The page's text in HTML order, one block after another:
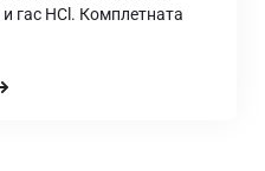
гас HCl. Комплетната